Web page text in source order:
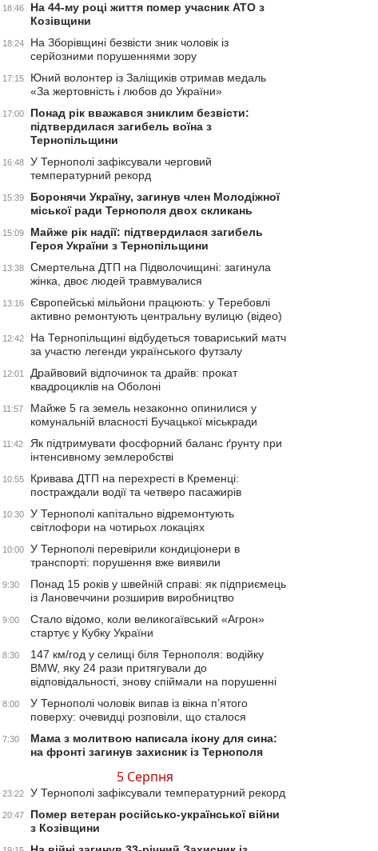
18:46
На 44-му році життя помер учасник АТО з
Козівщини
18:24
На Зборівщині безвісти зник чоловік із
серйозними порушеннями зору
17:15
Юний волонтер із Заліщиків отримав медаль
«За жертовність і любов до України»
17:00
Понад рік вважався зниклим безвісти:
підтвердилася загибель воїна з
Тернопільщини
16:48
У Тернополі зафіксували черговий
температурний рекорд
15:39
Боронячи Україну, загинув член Молодіжної
міської ради Тернополя двох скликань
15:09
Майже рік надії: підтвердилася загибель
Героя України з Тернопільщини
13:38
Смертельна ДТП на Підволочищині: загинула
жінка, двоє людей травмувалися
13:16
Європейські мільйони працюють: у Теребовлі
активно ремонтують центральну вулицю (відео)
12:42
На Тернопільщині відбудеться товариський матч
за участю легенди українського футзалу
12:01
Драйвовий відпочинок та драйв: прокат
квадроциклів на Оболоні
11:57
Майже 5 га земель незаконно опинилися у
комунальній власності Бучацької міськради
11:42
Як підтримувати фосфорний баланс ґрунту при
інтенсивному землеробстві
10:55
Кривава ДТП на перехресті в Кременці:
постраждали водії та четверо пасажирів
10:30
У Тернополі капітально відремонтують
світлофори на чотирьох локаціях
10:00
У Тернополі перевірили кондиціонери в
транспорті: порушення вже виявили
9:30
Понад 15 років у швейній справі: як підприємець
із Лановеччини розширив виробництво
9:00
Стало відомо, коли великогаївський «Агрон»
стартує у Кубку України
8:30
147 км/год у селищі біля Тернополя: водійку
BMW, яку 24 рази притягували до
відповідальності, знову спіймали на порушенні
8:00
У Тернополі чоловік випав із вікна п’ятого
поверху: очевидці розповіли, що сталося
7:30
Мама з молитвою написала ікону для сина:
на фронті загинув захисник із Тернополя
5 Серпня
23:22 У Тернополі зафіксували температурний рекорд
20:47
Помер ветеран російсько-української війни
з Козівщини